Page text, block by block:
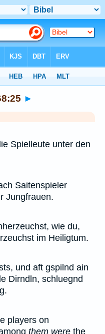
►
Spielleute unter den
Saitenspieler
Jungfrauen.
wie du,
im Heiligtum.
und aft gspilnd ain
Dirndln, schluegnd
players on
them were the